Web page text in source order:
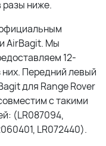
разы ниже.
AirBagit. Мы
12-
Передний левый
для Range Rover
с такими
(LR087094,
LR072440).